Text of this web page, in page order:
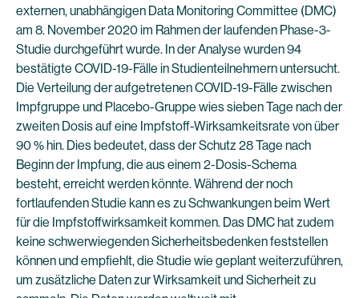
externen, unabhängigen Data Monitoring Committee (DMC)
am 8. November 2020 im Rahmen der laufenden Phase-3-
Studie durchgeführt wurde. In der Analyse wurden 94
bestätigte COVID-19-Fälle in Studienteilnehmern untersucht.
Die Verteilung der aufgetretenen COVID-19-Fälle zwischen
Impfgruppe und Placebo-Gruppe wies sieben Tage nach der
zweiten Dosis auf eine Impfstoff-Wirksamkeitsrate von über
90 % hin. Dies bedeutet, dass der Schutz 28 Tage nach
Beginn der Impfung, die aus einem 2-Dosis-Schema
besteht, erreicht werden könnte. Während der noch
fortlaufenden Studie kann es zu Schwankungen beim Wert
für die Impfstoffwirksamkeit kommen. Das DMC hat zudem
keine schwerwiegenden Sicherheitsbedenken feststellen
können und empfiehlt, die Studie wie geplant weiterzuführen,
um zusätzliche Daten zur Wirksamkeit und Sicherheit zu